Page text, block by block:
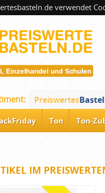
verwendet
Preiswertes
Ton Ton-
IM